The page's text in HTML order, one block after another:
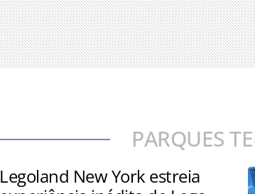
PARQUES
Legoland New York estreia